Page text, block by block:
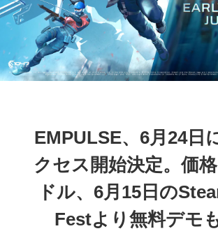
EMPULSE、6月24日
クセス開始決定。価
ドル、6月15日の
Festより無料デモ